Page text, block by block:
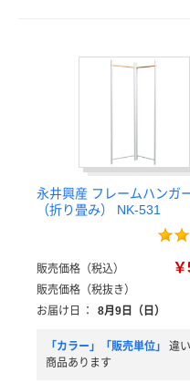
永井興産 フレームハンガ
（折り畳み） NK-531
販売価格（税込）
販売価格（税抜き）
お届け日
： 8月9日（日）
「カラー」「販売単位」 違
商品あります